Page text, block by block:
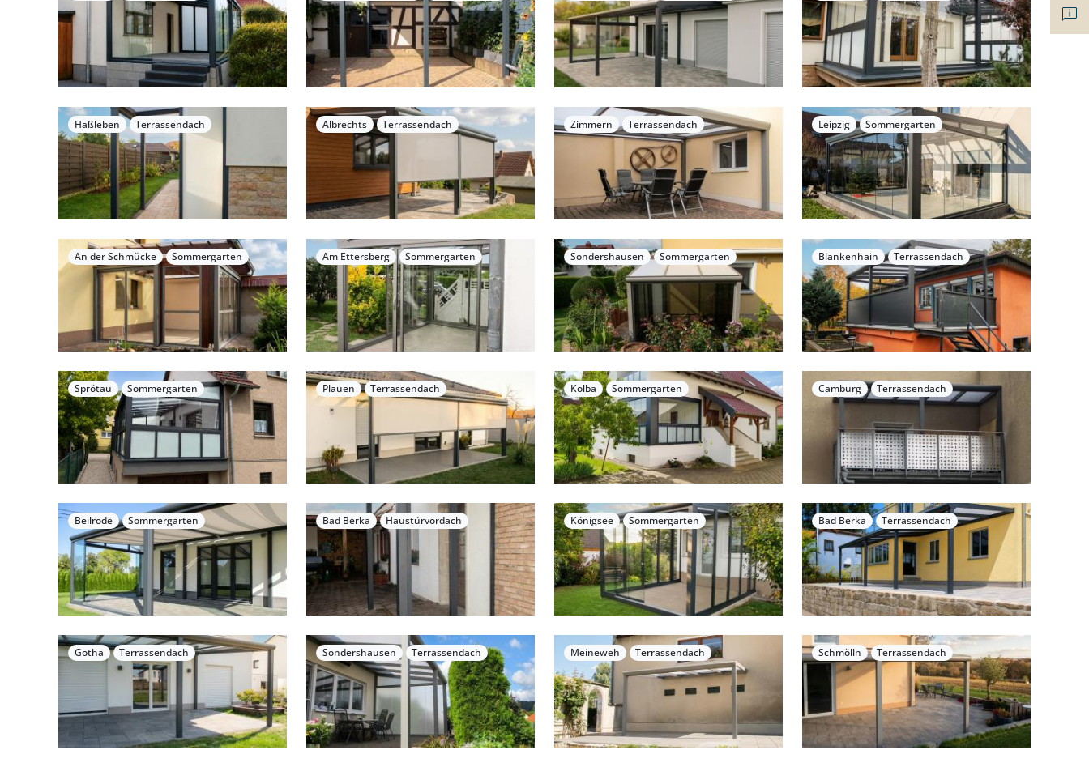
Haßleben Terrassendach Albrechts Terrassendach Zimmern Terrassendach Leipzig Sommergarten
An der Schmücke Sommergarten Am Ettersberg Sommergarten Sondershausen Sommergarten Blankenhain Terrassendach
Sprötau Sommergarten Plauen Terrassendach Kolba Sommergarten Camburg Terrassendach
Beilrode Sommergarten Bad Berka Haustürvordach Königsee Sommergarten Bad Berka Terrassendach
Gotha Terrassendach Sondershausen Terrassendach Meineweh Terrassendach Schmölln Terrassendach
chat_info